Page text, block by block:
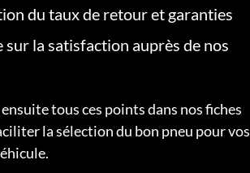
du taux de retour et garanties
sur la satisfaction auprès de nos
tous ces points dans nos fiches
la sélection du bon pneu pour vos